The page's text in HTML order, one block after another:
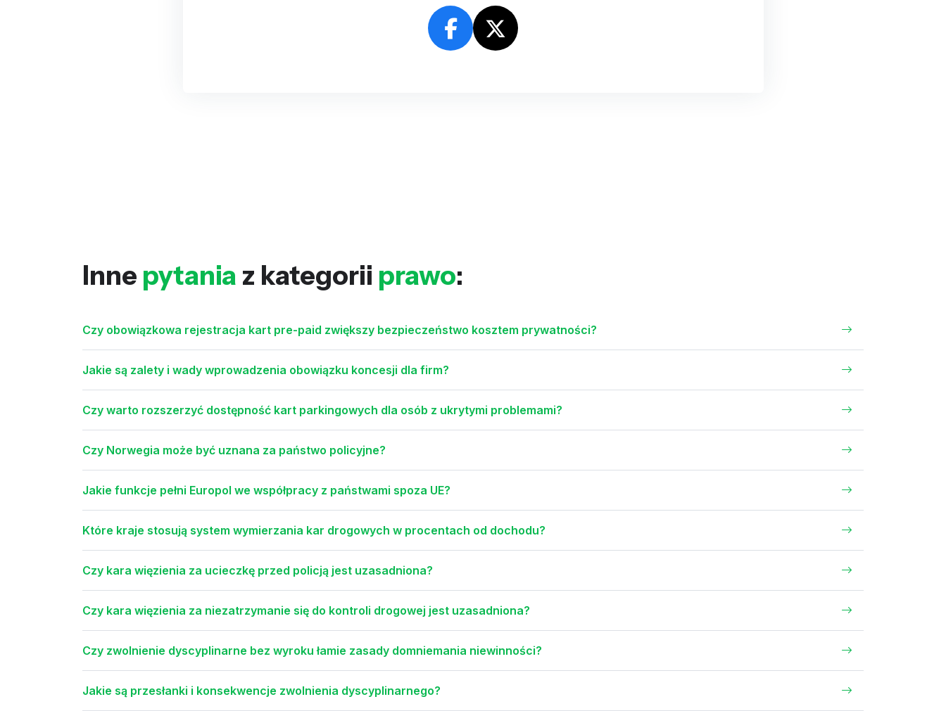
Inne pytania z kategorii prawo:
Czy obowiązkowa rejestracja kart pre-paid zwiększy bezpieczeństwo kosztem prywatności?
Jakie są zalety i wady wprowadzenia obowiązku koncesji dla firm?
Czy warto rozszerzyć dostępność kart parkingowych dla osób z ukrytymi problemami?
Czy Norwegia może być uznana za państwo policyjne?
Jakie funkcje pełni Europol we współpracy z państwami spoza UE?
Które kraje stosują system wymierzania kar drogowych w procentach od dochodu?
Czy kara więzienia za ucieczkę przed policją jest uzasadniona?
Czy kara więzienia za niezatrzymanie się do kontroli drogowej jest uzasadniona?
Czy zwolnienie dyscyplinarne bez wyroku łamie zasady domniemania niewinności?
Jakie są przesłanki i konsekwencje zwolnienia dyscyplinarnego?